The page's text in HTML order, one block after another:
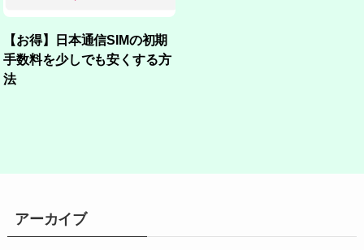
【お得】日本通信SIMの初期
手数料を少しでも安くする方
法
アーカイブ